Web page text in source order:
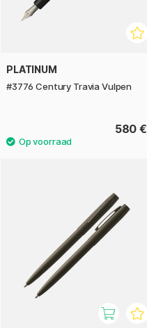
PLATINUM
#3776 Century Travia Vulpen
580 €